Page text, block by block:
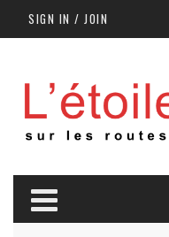
SIGN IN / JOIN